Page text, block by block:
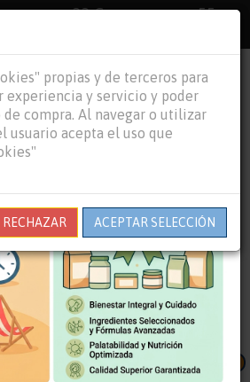
33 €
55
y
person shopping_cart
pedidos realizados del7 al 23
saldrán a partir del lunes24 de
previsiones
propias y de terceros para
experiencia y servicio y poder
compra. Al navegar o utilizar
usuario acepta el uso que
RECHAZAR ACEPTAR SELECCIÓN